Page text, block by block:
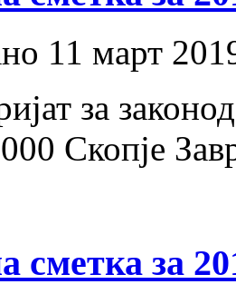
11 март
за
Скопје
сметка за